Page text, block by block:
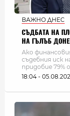
ВАЖНО ДНЕС
СЪДБАТА НА
НА ГЪЛЪБ
Ако
съдебния иск
придобие 79%
18:04 -